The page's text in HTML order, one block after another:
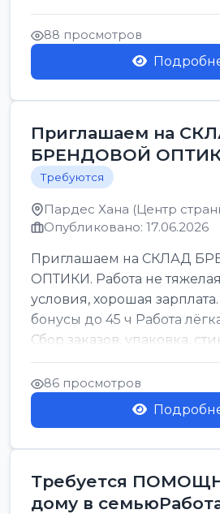
Колле ОП...
88 просмотров
Приглашаем на
БРЕНДОВОЙ
Требуются
Пардес Хана (Центр
Опубликовано: 17.06.2026
Приглашаем на СКЛАД
ОПТИКИ. Работа не
условия, хорошая
бонусы до 45 ч Работа
Сбор заказов, упаковка,
сортировка Воскре...
86 просмотров
Требуется
дому в